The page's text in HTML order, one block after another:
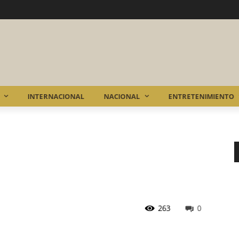
INTERNACIONAL NACIONAL ENTRETENIMIENTO
0
263